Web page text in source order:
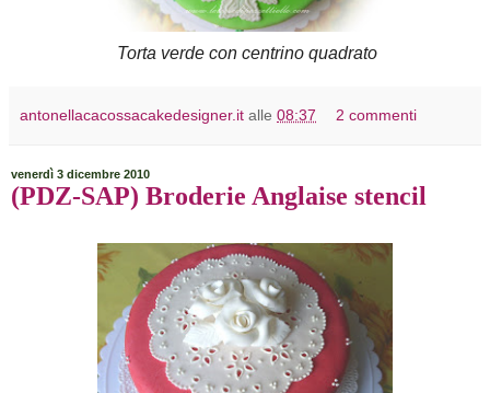
Torta verde con centrino quadrato
antonellacacossacakedesigner.it alle 08:37 2 commenti
venerdì 3 dicembre 2010
(PDZ-SAP) Broderie Anglaise stencil